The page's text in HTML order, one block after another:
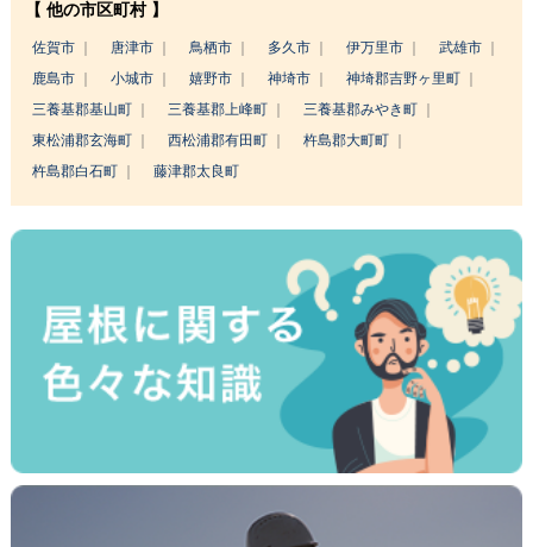
【 他の市区町村 】
佐賀市 唐津市 鳥栖市 多久市 伊万里市
武雄市
鹿島市
小城市 嬉野市 神埼市
神埼郡吉野ヶ里町
三養基郡基山町
三養基郡上峰町
三養基郡みやき町
東松浦郡玄海町
西松浦郡有田町
杵島郡大町町
杵島郡白石町
藤津郡太良町